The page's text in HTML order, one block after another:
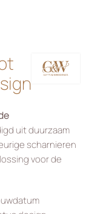
uit duurzaam
scharnieren
voor de